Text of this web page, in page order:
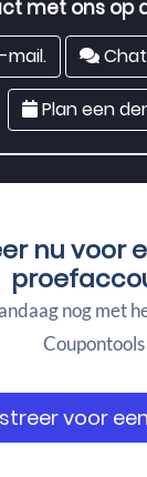
met ons op
mail.
Plan een
nu voor
nog met
voor